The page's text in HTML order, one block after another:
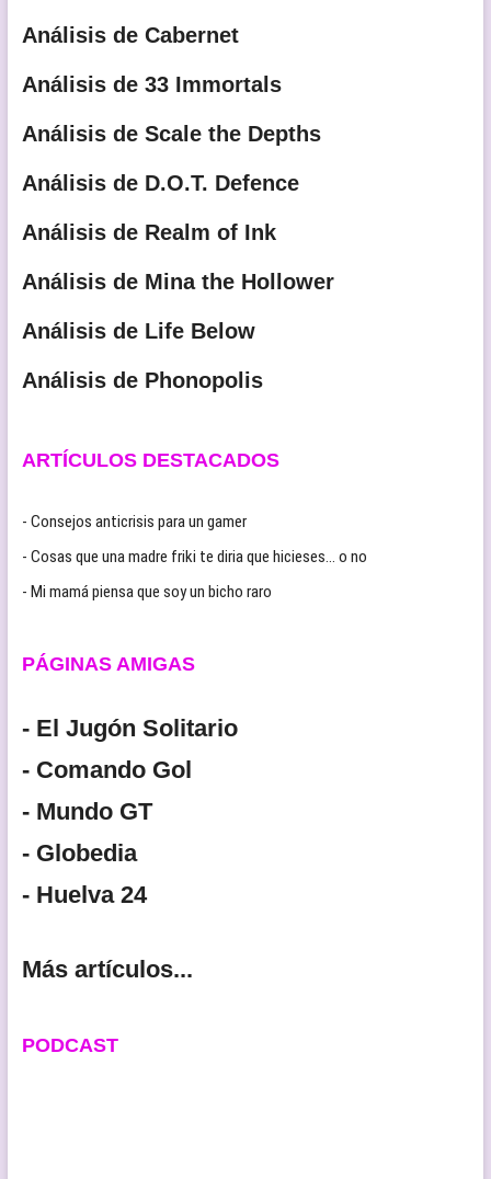
Análisis de Cabernet
Análisis de 33 Immortals
Análisis de Scale the Depths
Análisis de D.O.T. Defence
Análisis de Realm of Ink
Análisis de Mina the Hollower
Análisis de Life Below
Análisis de Phonopolis
ARTÍCULOS DESTACADOS
- Consejos anticrisis para un gamer
- Cosas que una madre friki te diria que hicieses… o no
- Mi mamá piensa que soy un bicho raro
PÁGINAS AMIGAS
- El Jugón Solitario
- Comando Gol
- Mundo GT
- Globedia
- Huelva 24
Más artículos...
PODCAST